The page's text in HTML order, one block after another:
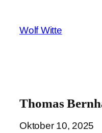
springen
Wolf Witte
Thomas
Oktober 10, 2025